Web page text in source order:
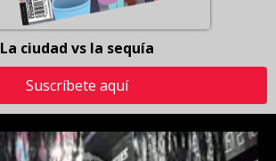
La ciudad vs la sequía
Suscríbete aquí